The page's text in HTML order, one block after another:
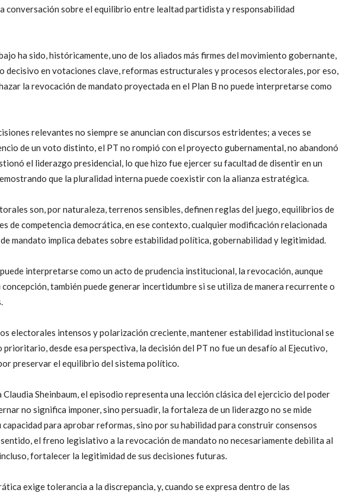
conversación sobre el equilibrio entre lealtad partidista y responsabilidad
ha sido, históricamente, uno de los aliados más firmes del movimiento gobernante,
decisivo en votaciones clave, reformas estructurales y procesos electorales, por eso,
la revocación de mandato proyectada en el Plan B no puede interpretarse como
relevantes no siempre se anuncian con discursos estridentes; a veces se
de un voto distinto, el PT no rompió con el proyecto gubernamental, no abandonó
el liderazgo presidencial, lo que hizo fue ejercer su facultad de disentir en un
que la pluralidad interna puede coexistir con la alianza estratégica.
son, por naturaleza, terrenos sensibles, definen reglas del juego, equilibrios de
de competencia democrática, en ese contexto, cualquier modificación relacionada
mandato implica debates sobre estabilidad política, gobernabilidad y legitimidad.
interpretarse como un acto de prudencia institucional, la revocación, aunque
también puede generar incertidumbre si se utiliza de manera recurrente o
electorales intensos y polarización creciente, mantener estabilidad institucional se
desde esa perspectiva, la decisión del PT no fue un desafío al Ejecutivo,
preservar el equilibrio del sistema político.
Sheinbaum, el episodio representa una lección clásica del ejercicio del poder
no significa imponer, sino persuadir, la fortaleza de un liderazgo no se mide
capacidad para aprobar reformas, sino por su habilidad para construir consensos
el freno legislativo a la revocación de mandato no necesariamente debilita al
fortalecer la legitimidad de sus decisiones futuras.
exige tolerancia a la discrepancia, y, cuando se expresa dentro de las